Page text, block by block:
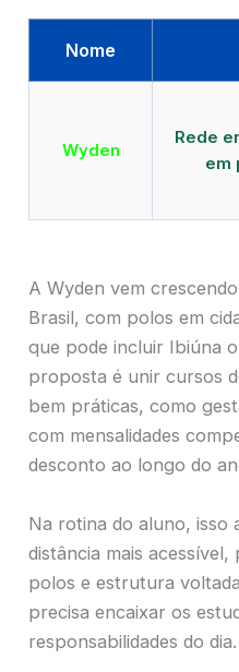
Nome
Wyden
Rede
em
A Wyden vem
Brasil, com polos em
que pode incluir Ibiúna
proposta é unir cursos
bem práticas, como
com mensalidades
desconto ao longo do
Na rotina do aluno, isso
distância mais
polos e estrutura
precisa encaixar os
responsabilidades do dia.